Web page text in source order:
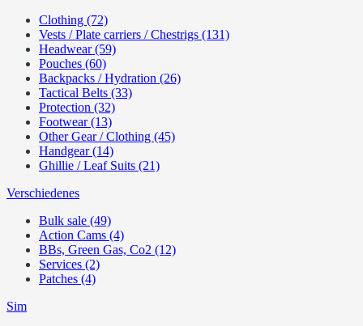
Clothing (72)
Vests / Plate carriers / Chestrigs (131)
Headwear (59)
Pouches (60)
Backpacks / Hydration (26)
Tactical Belts (33)
Protection (32)
Footwear (13)
Other Gear / Clothing (45)
Handgear (14)
Ghillie / Leaf Suits (21)
Verschiedenes
Bulk sale (49)
Action Cams (4)
BBs, Green Gas, Co2 (12)
Services (2)
Patches (4)
Sim